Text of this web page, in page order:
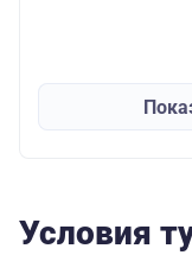
Условия